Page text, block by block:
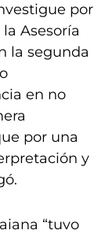
por
Asesoría
la segunda
en no
por una
y
“tuvo